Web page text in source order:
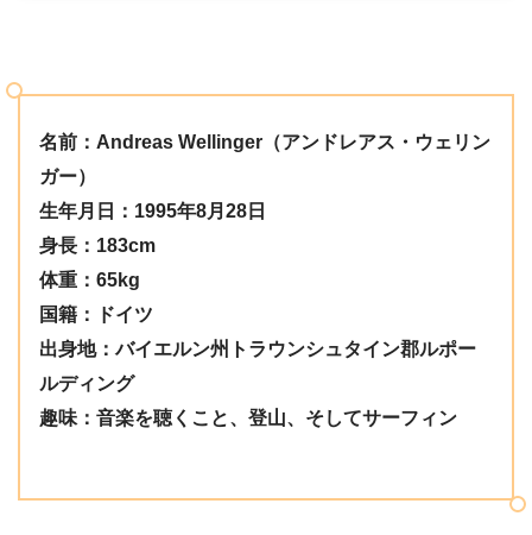
名前：Andreas Wellinger（アンドレアス・ウェリン
ガー）
生年月日：1995年8月28日
身長：183cm
体重：65kg
国籍：ドイツ
出身地：バイエルン州トラウンシュタイン郡ルポー
ルディング
趣味：音楽を聴くこと、登山、そしてサーフィン